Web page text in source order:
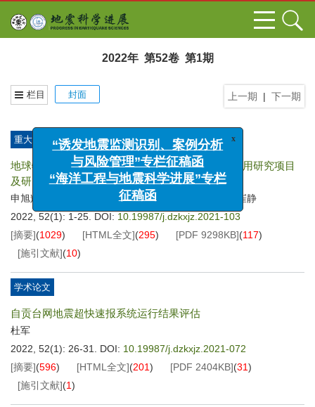
2022年 第52卷 第1期
上一期 | 下一期
栏目 封面
重大工程与科研项目进展
地球物理探测卫星数据分析处理技术与地震预测应用研究项目
及研究进展
申旭辉 罗志才,乐会军
崔静
2022, 52(1): 1-25. DOI: 10.19987/j.dzkxjz.2021-103
[摘要](1029) [HTML全文](295) [PDF 9298KB](117)
[施引文献](10)
学术论文
自贡台网地震超快速报系统运行结果评估
杜军
2022, 52(1): 26-31.
DOI: 10.19987/j.dzkxjz.2021-072
[摘要](596) [HTML全文](201) [PDF 2404KB](31)
[施引文献](1)
“诱发地震监测识别、案例分析
与风险管理”专栏征稿函
“海洋工程与地震科学进展”专栏
征稿函